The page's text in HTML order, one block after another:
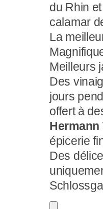
du Rhin
calamar
La
Meilleurs
Des
jours
offert à
épicerie
Des